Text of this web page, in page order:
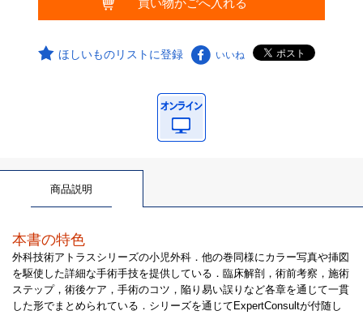
ほしいものリストに登録 いいね
商品説明
本書の特色
外科技術アトラスシリーズの小児外科．他の巻同様にカラー写真や挿図
を駆使した詳細な手術手技を提供している．臨床解剖，術前考察，施術
ステップ，術後ケア，手術のコツ，陥り易い誤りなど各章を通じて一貫
した形でまとめられている．シリーズを通じてExpertConsultが付随し